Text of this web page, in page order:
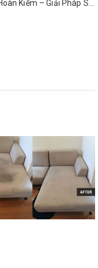
– giặt – xả.
nghiệp thổi tự
phải bảo đảm
bộ.